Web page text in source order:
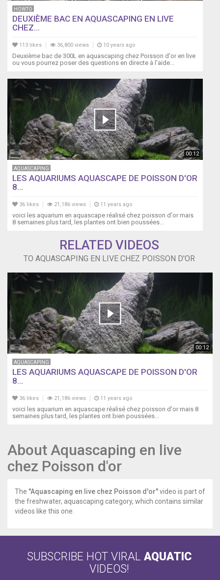
HOWTO
DEUXIÈME BAC EN AQUASCAPING EN LIVE
CHEZ...
113 likes 36,800 views 10 years ago
Deuxième bac de 300L en aquascaping chez Poisson d'or en live
ou vous pourrez poser des questions en directe à l'aide...
00:12
AQUASCAPING
LES AQUARIUMS AQUASCAPE DE POISSON D'OR
8...
36 likes 21,186 views 11 years ago
voici les aquarium en aquascape réalisé chez poisson d'or mais
8 semaines plus tard, les plantes ont bien poussées...
RELATED VIDEOS
TO AQUASCAPING EN LIVE CHEZ POISSON D'OR
00:12
AQUASCAPING
LES AQUARIUMS AQUASCAPE DE POISSON D'OR
8...
36 likes 21,186 views 11 years ago
voici les aquarium en aquascape réalisé chez poisson d'or mais 8
semaines plus tard, les plantes ont bien poussées...
About Aquascaping en live
chez Poisson d'or
The "Aquascaping en live chez Poisson d'or"video is part of
the freshwater, aquascaping category, which contains similar
videos like this one.
SUBSCRIBE HOT VIRAL AQUATIC
VIDEOS!